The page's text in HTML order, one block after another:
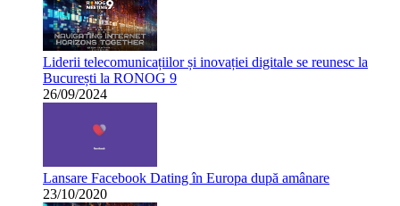
Liderii telecomunicațiilor și inovației digitale se reunesc la
București la RONOG 9
26/09/2024
Lansare Facebook Dating în Europa după amânare
23/10/2020